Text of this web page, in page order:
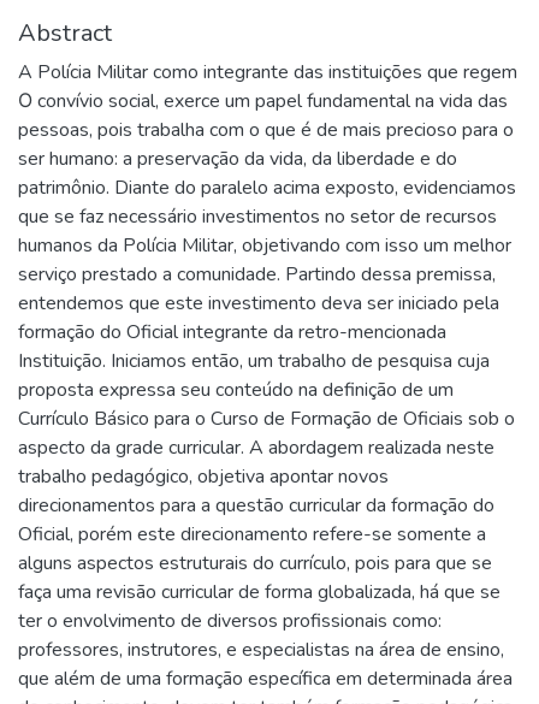
Abstract
A Polícia Militar como integrante das instituições que regem
Ο convívio social, exerce um papel fundamental na vida das
pessoas, pois trabalha com o que é de mais precioso para o
ser humano: a preservação da vida, da liberdade e do
patrimônio. Diante do paralelo acima exposto, evidenciamos
que se faz necessário investimentos no setor de recursos
humanos da Polícia Militar, objetivando com isso um melhor
serviço prestado a comunidade. Partindo dessa premissa,
entendemos que este investimento deva ser iniciado pela
formação do Oficial integrante da retro-mencionada
Instituição. Iniciamos então, um trabalho de pesquisa cuja
proposta expressa seu conteúdo na definição de um
Currículo Básico para o Curso de Formação de Oficiais sob o
aspecto da grade curricular. A abordagem realizada neste
trabalho pedagógico, objetiva apontar novos
direcionamentos para a questão curricular da formação do
Oficial, porém este direcionamento refere-se somente a
alguns aspectos estruturais do currículo, pois para que se
faça uma revisão curricular de forma globalizada, há que se
ter o envolvimento de diversos profissionais como:
professores, instrutores, e especialistas na área de ensino,
que além de uma formação específica em determinada área